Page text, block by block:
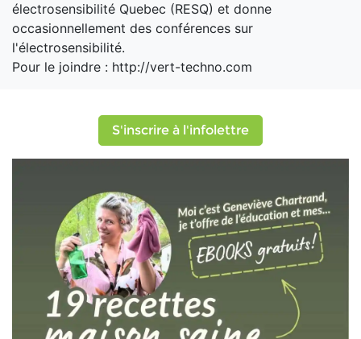
électrosensibilité Quebec (RESQ) et donne
occasionnellement des conférences sur
l'électrosensibilité.
Pour le joindre : http://vert-techno.com
S'inscrire à l'infolettre